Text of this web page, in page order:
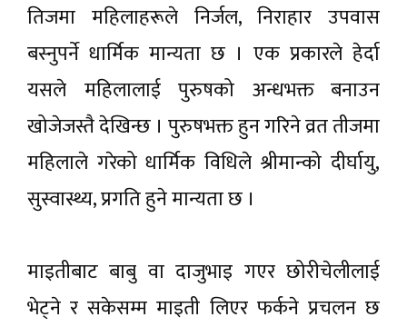
तिजमा महिलाहरूले निर्जल, निराहार उपवास
बस्नुपर्ने धार्मिक मान्यता छ । एक प्रकारले हेर्दा
यसले महिलालाई पुरुषको अन्धभक्त बनाउन
खोजेजस्तै देखिन्छ । पुरुषभक्त हुन गरिने व्रत तीजमा
महिलाले गरेको धार्मिक विधिले श्रीमान्को दीर्घायु,
सुस्वास्थ्य, प्रगति हुने मान्यता छ ।
माइतीबाट बाबु वा दाजुभाइ गएर छोरीचेलीलाई
भेट्ने र सकेसम्म माइती लिएर फर्कने प्रचलन छ